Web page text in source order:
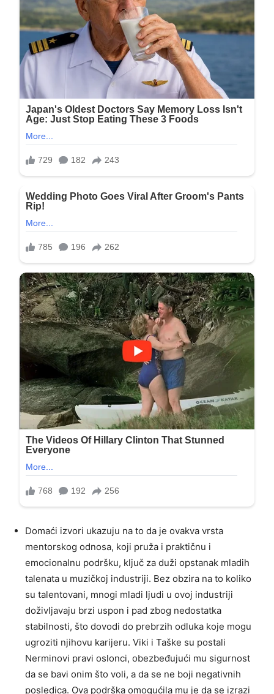
Domaći izvori ukazuju na to da je ovakva vrsta
mentorskog odnosa, koji pruža i praktičnu i
emocionalnu podršku, ključ za duži opstanak mladih
talenata u muzičkoj industriji. Bez obzira na to koliko
su talentovani, mnogi mladi ljudi u ovoj industriji
doživljavaju brzi uspon i pad zbog nedostatka
stabilnosti, što dovodi do prebrzih odluka koje mogu
ugroziti njihovu karijeru. Viki i Taške su postali
Nerminovi pravi oslonci, obezbeđujući mu sigurnost
da se bavi onim što voli, a da se ne boji negativnih
posledica. Ova podrška omogućila mu je da se izrazi